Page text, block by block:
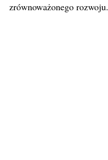
zrównoważonego rozwoju.